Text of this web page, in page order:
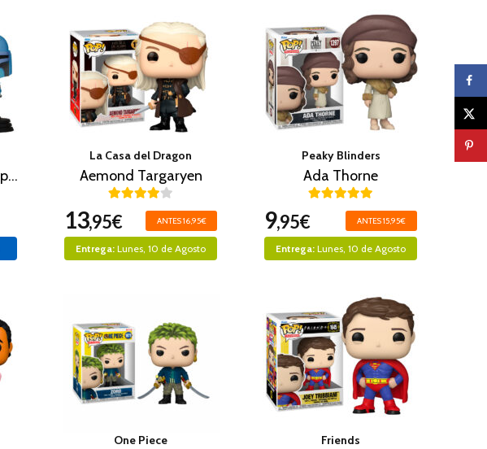
Mandalorian Two Stripes Exclusive
La Casa del Dragon
Aemond Targaryen
13,95€ ANTES 16,95€
Entrega: Lunes, 10 de Agosto
Peaky Blinders
Ada Thorne
9,95€ ANTES 15,95€
Entrega: Lunes, 10 de Agosto
One Piece Friends